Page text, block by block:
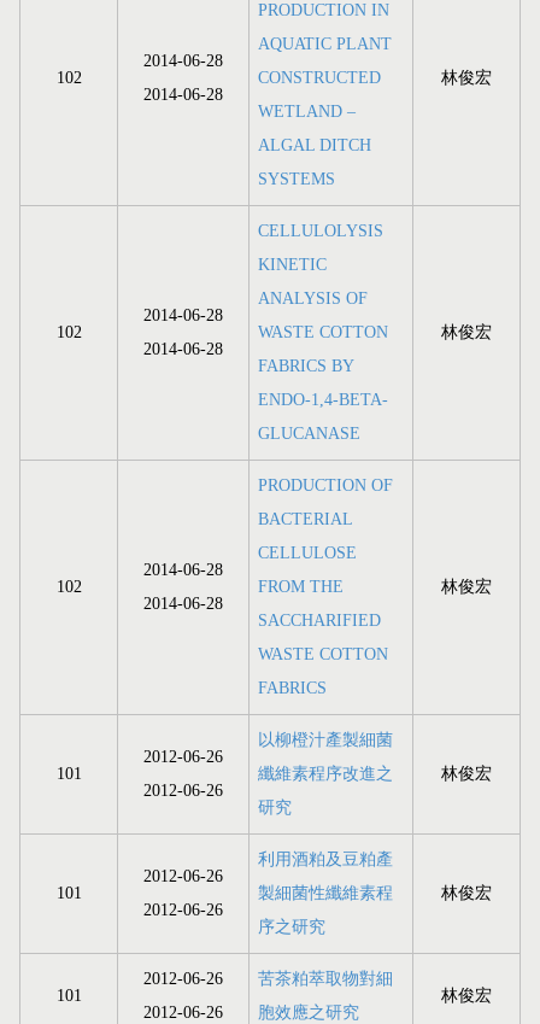
102
2014-06-28
2014-06-28
PRODUCTION IN
AQUATIC PLANT
CONSTRUCTED
WETLAND –
ALGAL DITCH
SYSTEMS
林俊宏
102
2014-06-28
2014-06-28
CELLULOLYSIS
KINETIC
ANALYSIS OF
WASTE COTTON
FABRICS BY
ENDO-1,4-BETA-
GLUCANASE
林俊宏
102
2014-06-28
2014-06-28
PRODUCTION OF
BACTERIAL
CELLULOSE
FROM THE
SACCHARIFIED
WASTE COTTON
FABRICS
林俊宏
101
2012-06-26
2012-06-26
以柳橙汁產製細菌
纖維素程序改進之
研究
林俊宏
101
2012-06-26
2012-06-26
利用酒粕及豆粕產
製細菌性纖維素程
序之研究
林俊宏
101
2012-06-26
2012-06-26
苦茶粕萃取物對細
胞效應之研究
林俊宏